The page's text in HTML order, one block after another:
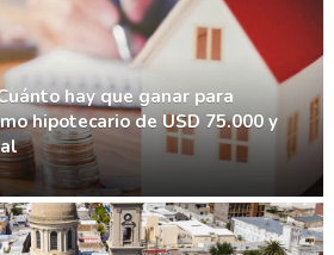
hay que ganar para
hipotecario de USD 75.000 y